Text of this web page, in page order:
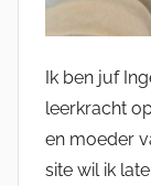
Ik ben juf
leerkracht
en moeder
site wil ik